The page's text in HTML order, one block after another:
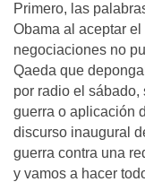
Primero, las
Obama al aceptar
negociaciones no
Qaeda que
por radio el sábado,
guerra o aplicación
discurso inaugural
guerra contra una
y vamos a hacer